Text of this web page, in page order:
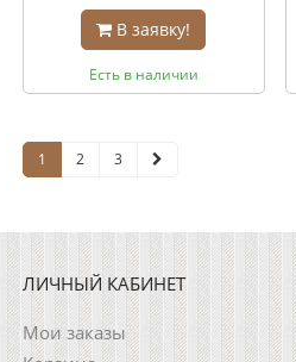
В заявку!
Есть в наличии
1 2 3
ЛИЧНЫЙ КАБИНЕТ
Мои заказы